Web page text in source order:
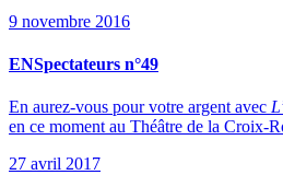
9 novembre 2016
ENSpectateurs n°49
En aurez-vous pour votre argent avec
en ce moment au Théâtre de la Croix-
27 avril 2017